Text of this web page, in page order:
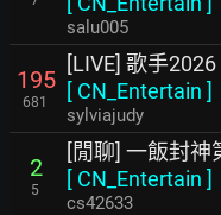
salu005
195
681
[LIVE] 歌手
[ CN_Entertain ]
sylviajudy
2
5
[閒聊] 一飯封神
[ CN_Entertain ]
cs42633